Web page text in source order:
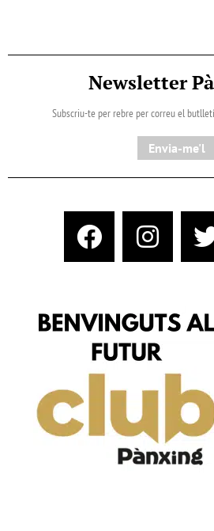
Newsletter
Subscriu-te per rebre per correu el
Envia-me'l